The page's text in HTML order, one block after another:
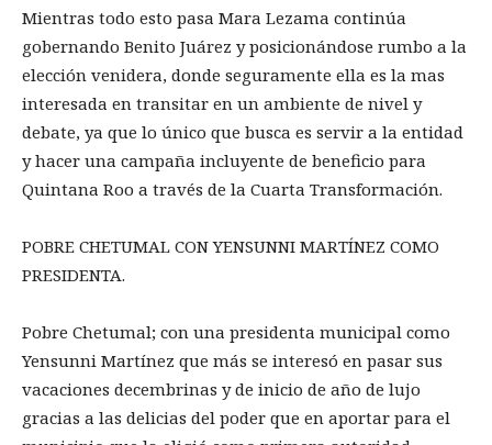
Mientras todo esto pasa Mara Lezama continúa
gobernando Benito Juárez y posicionándose rumbo a la
elección venidera, donde seguramente ella es la mas
interesada en transitar en un ambiente de nivel y
debate, ya que lo único que busca es servir a la entidad
y hacer una campaña incluyente de beneficio para
Quintana Roo a través de la Cuarta Transformación.
POBRE CHETUMAL CON YENSUNNI MARTÍNEZ COMO
PRESIDENTA.
Pobre Chetumal; con una presidenta municipal como
Yensunni Martínez que más se interesó en pasar sus
vacaciones decembrinas y de inicio de año de lujo
gracias a las delicias del poder que en aportar para el